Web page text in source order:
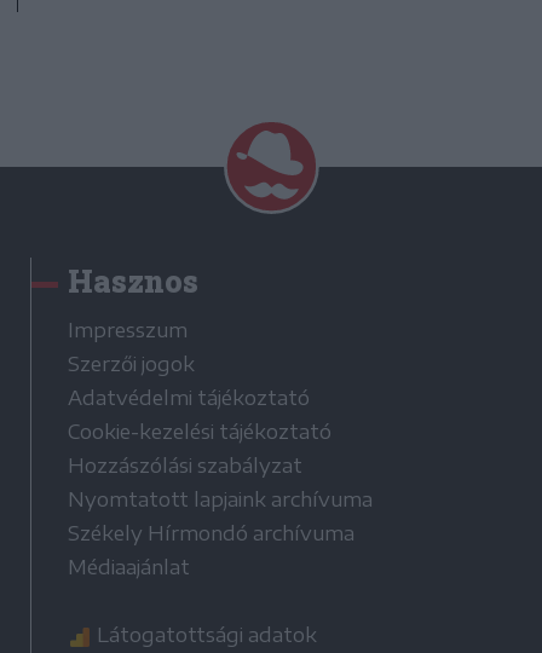
Hasznos
Impresszum
Szerzői jogok
Adatvédelmi tájékoztató
Cookie-kezelési tájékoztató
Hozzászólási szabályzat
Nyomtatott lapjaink archívuma
Székely Hírmondó archívuma
Médiaajánlat
Látogatottsági adatok